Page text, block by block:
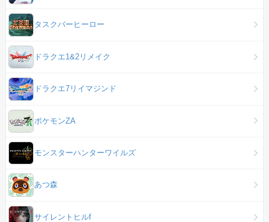
タスクバーヒーロー
ドラクエ1&2リメイク
ドラクエ7リイマジンド
ポケモンZA
モンスターハンターワイルズ
あつ森
サイレントヒルf